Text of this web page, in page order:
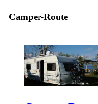
Camper-Route